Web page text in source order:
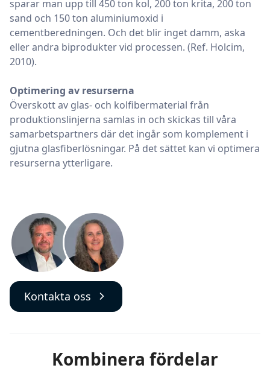
sparar man upp till 450 ton kol, 200 ton krita, 200 ton
sand och 150 ton aluminiumoxid i
cementberedningen. Och det blir inget damm, aska
eller andra biprodukter vid processen. (Ref. Holcim,
2010).
Optimering av resurserna
Överskott av glas- och kolfibermaterial från
produktionslinjerna samlas in och skickas till våra
samarbetspartners där det ingår som komplement i
gjutna glasfiberlösningar. På det sättet kan vi optimera
resurserna ytterligare.
Kontakta oss
Kombinera fördelar